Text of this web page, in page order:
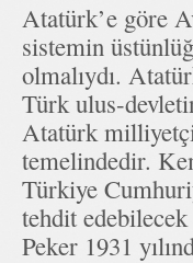
Atatürk’e göre
sistemin
olmalıydı.
Türk ulus-
Atatürk
temelindedir.
Türkiye
tehdit edebilecek
Peker 1931